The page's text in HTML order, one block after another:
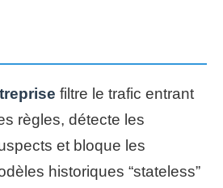
filtre le trafic entrant
règles, détecte les
et bloque les
historiques “stateless”